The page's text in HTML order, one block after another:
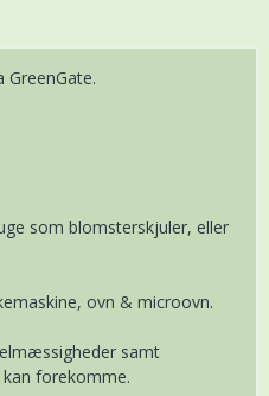
GreenGate.
som blomsterskjuler, eller
ovn & microovn.
samt
forekomme.